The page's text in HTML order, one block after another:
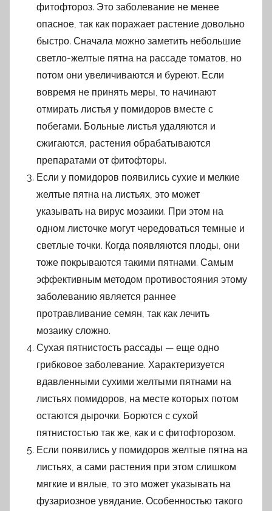
фитофтороз. Это заболевание не менее
опасное, так как поражает растение довольно
быстро. Сначала можно заметить небольшие
светло-желтые пятна на рассаде томатов, но
потом они увеличиваются и буреют. Если
вовремя не принять меры, то начинают
отмирать листья у помидоров вместе с
побегами. Больные листья удаляются и
сжигаются, растения обрабатываются
препаратами от фитофторы.
Если у помидоров появились сухие и мелкие
желтые пятна на листьях, это может
указывать на вирус мозаики. При этом на
одном листочке могут чередоваться темные и
светлые точки. Когда появляются плоды, они
тоже покрываются такими пятнами. Самым
эффективным методом противостояния этому
заболеванию является раннее
протравливание семян, так как лечить
мозаику сложно.
Сухая пятнистость рассады — еще одно
грибковое заболевание. Характеризуется
вдавленными сухими желтыми пятнами на
листьях помидоров, на месте которых потом
остаются дырочки. Борются с сухой
пятнистостью так же, как и с фитофторозом.
Если появились у помидоров желтые пятна на
листьях, а сами растения при этом слишком
мягкие и вялые, то это может указывать на
фузариозное увядание. Особенностью такого